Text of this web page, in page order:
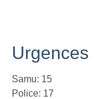
Urgences
Samu: 15
Police: 17